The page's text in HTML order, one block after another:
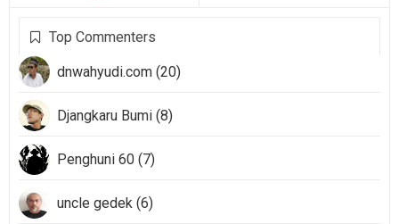
Top Commenters
dnwahyudi.com (20)
Djangkaru Bumi (8)
Penghuni 60 (7)
uncle gedek (6)